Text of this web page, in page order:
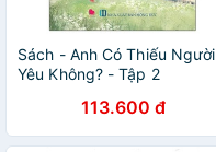
Sách - Anh Có Thiếu Người
Yêu Không? - Tập 2
113.600 đ